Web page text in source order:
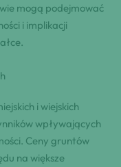
mogą podejmować
i implikacji
i wiejskich
wpływających
Ceny gruntów
na większe